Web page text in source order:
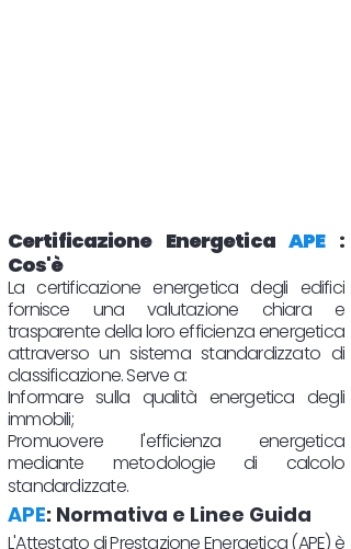
Certificazione EnergeticaAPE:
Cos'è
La certificazione energetica degli edifici
fornisce una valutazione chiara e
trasparente della loro efficienza energetica
attraverso un sistema standardizzato di
classificazione. Serve a:
Informare sulla qualità energetica degli
immobili;
Promuovere l'efficienza energetica
mediante metodologie di calcolo
standardizzate.
APE: Normativa e Linee Guida
L'Attestato di Prestazione Energetica (APE) è